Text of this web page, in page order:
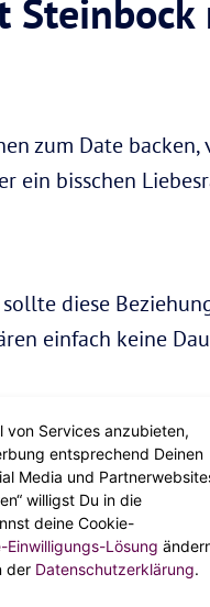
zum Date
ein bisschen
diese
einfach keine
zwischen den
– Mehr
neue Gedanken.
von Services anzubieten,
entsprechend Deinen
Media und
willigst Du in die
deine Cookie-
Einwilligungs-Lösung
der Datenschutzerklärung.